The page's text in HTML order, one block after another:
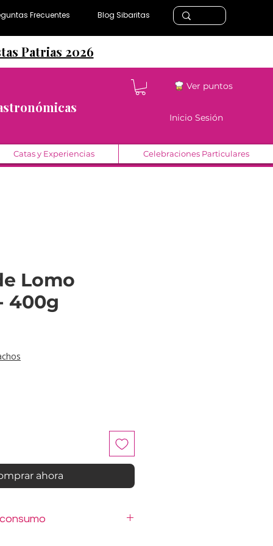
Frecuentes Blog Sibaritas
Patrias 2026
Ver puntos
Inicio Sesión
Catas y Experiencias Celebraciones Particulares
Lomo
400g
ahora